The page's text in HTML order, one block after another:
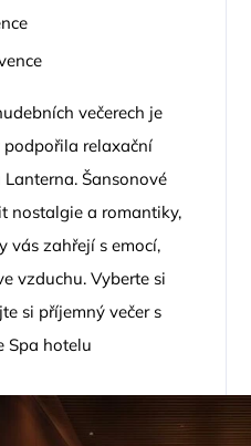
večerech je
relaxační
Šansonové
nostalgie a romantiky,
vás zahřejí s emocí,
vzduchu. Vyberte si
si příjemný večer s
Spa hotelu